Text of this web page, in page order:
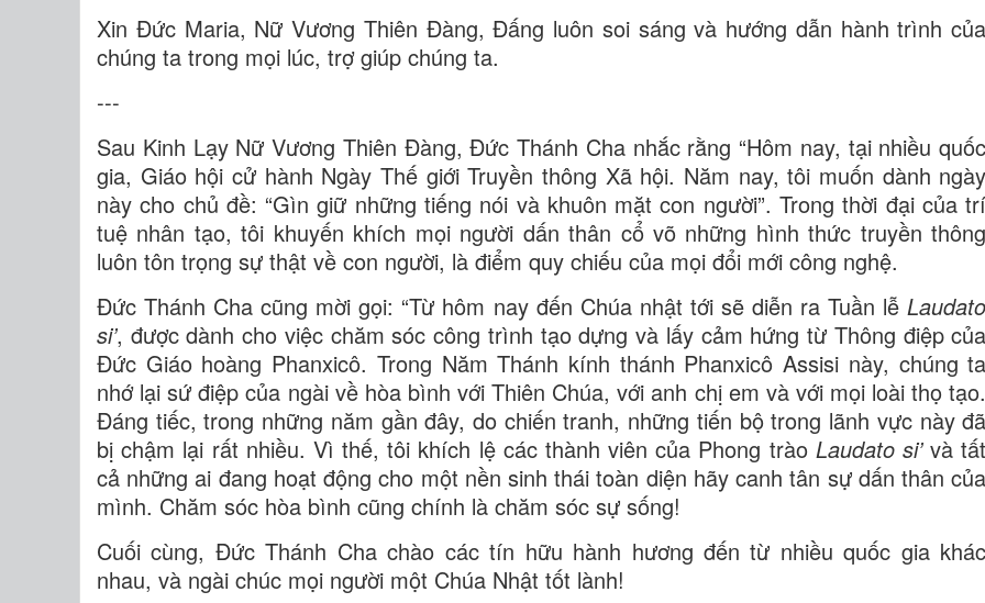
Xin Đức Maria, Nữ Vương Thiên Đàng, Đấng luôn soi sáng và hướng dẫn hành trình của
chúng ta trong mọi lúc, trợ giúp chúng ta.
---
Sau Kinh Lạy Nữ Vương Thiên Đàng, Đức Thánh Cha nhắc rằng “Hôm nay, tại nhiều quốc
gia, Giáo hội cử hành Ngày Thế giới Truyền thông Xã hội. Năm nay, tôi muốn dành ngày
này cho chủ đề: “Gìn giữ những tiếng nói và khuôn mặt con người”. Trong thời đại của trí
tuệ nhân tạo, tôi khuyến khích mọi người dấn thân cổ võ những hình thức truyền thông
luôn tôn trọng sự thật về con người, là điểm quy chiếu của mọi đổi mới công nghệ.
Đức Thánh Cha cũng mời gọi: “Từ hôm nay đến Chúa nhật tới sẽ diễn ra Tuần lễLaudato
si’, được dành cho việc chăm sóc công trình tạo dựng và lấy cảm hứng từ Thông điệp của
Đức Giáo hoàng Phanxicô. Trong Năm Thánh kính thánh Phanxicô Assisi này, chúng ta
nhớ lại sứ điệp của ngài về hòa bình với Thiên Chúa, với anh chị em và với mọi loài thọ tạo.
Đáng tiếc, trong những năm gần đây, do chiến tranh, những tiến bộ trong lãnh vực này đã
bị chậm lại rất nhiều. Vì thế, tôi khích lệ các thành viên của Phong trào Laudato si’và tất
cả những ai đang hoạt động cho một nền sinh thái toàn diện hãy canh tân sự dấn thân của
mình. Chăm sóc hòa bình cũng chính là chăm sóc sự sống!
Cuối cùng, Đức Thánh Cha chào các tín hữu hành hương đến từ nhiều quốc gia khác
nhau, và ngài chúc mọi người một Chúa Nhật tốt lành!